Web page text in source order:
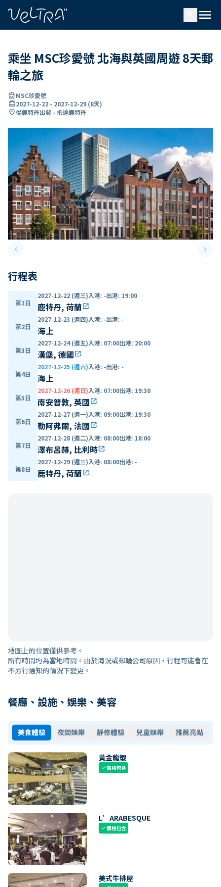
menu
乘坐 MSC珍愛號 北海與英國周遊 8天郵
輪之旅
directions_boatMSC珍愛號
card_travel2027-12-22 - 2027-12-29 (8天)
location_on從鹿特丹出發 - 抵達鹿特丹
keyboard_arrow_leftPrevious slide keyboard_arrow_right
行程表
第1日
2027-12-22 (週三)入港: -出港: 19:00
鹿特丹, 荷蘭open_in_new
第2日
2027-12-23 (週四)入港: -出港: -
海上
第3日
2027-12-24 (週五)入港: 07:00出港: 20:00
漢堡, 德國open_in_new
第4日
2027-12-25 (週六)入港: -出港: -
海上
第5日
2027-12-26 (週日)入港: 07:00出港: 19:30
南安普敦, 英國open_in_new
第6日
2027-12-27 (週一)入港: 09:00出港: 19:30
勒阿弗爾, 法國open_in_new
第7日
2027-12-28 (週二)入港: 08:00出港: 18:00
澤布呂赫, 比利時open_in_new
第8日
2027-12-29 (週三)入港: 08:00出港: -
鹿特丹, 荷蘭open_in_new
地圖上的位置僅供參考。
所有時間均為當地時間。由於海況或郵輪公司原因，行程可能會在
不另行通知的情況下變更。
餐廳、設施、娛樂、美容
美食體驗 夜間娛樂 靜修體驗 兒童娛樂 推薦亮點
黃金龍蝦
check價格包含
L’ARABESQUE
check價格包含
美式牛排屋